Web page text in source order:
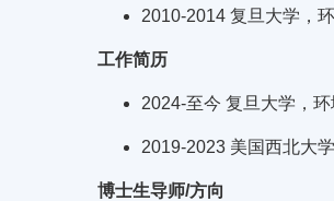
2010-2014 复旦大学，
工作简历
2024-至今 复旦大学，
2019-2023 美国西北大
博士生导师/方向